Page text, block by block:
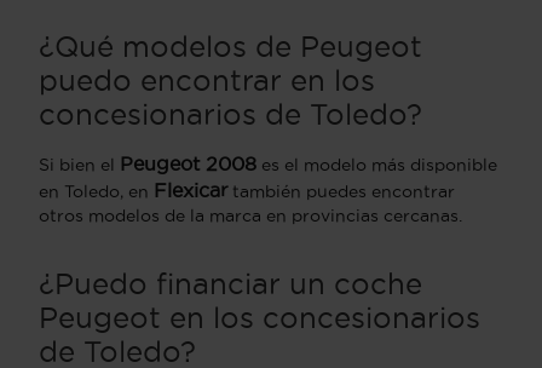
¿Qué modelos de Peugeot
puedo encontrar en los
concesionarios de Toledo?
Si bien el Peugeot 2008 es el modelo más disponible
en Toledo, en Flexicartambién puedes encontrar
otros modelos de la marca en provincias cercanas.
¿Puedo financiar un coche
Peugeot en los concesionarios
de Toledo?